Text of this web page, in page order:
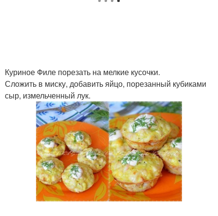
Куриное Филе порезать на мелкие кусочки.
Сложить в миску, добавить яйцо, порезанный кубиками
сыр, измельченный лук.